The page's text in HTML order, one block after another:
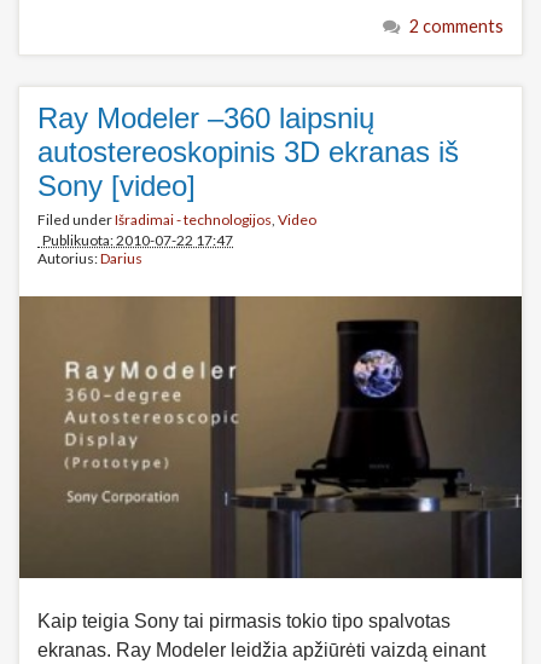
2 comments
Ray Modeler –360 laipsnių
autostereoskopinis 3D ekranas iš
Sony [video]
Filed underIšradimai - technologijos Video
Publikuota: 2010-07-22 17:47
Autorius:Darius
Kaip teigia Sony tai pirmasis tokio tipo spalvotas
ekranas. Ray Modeler leidžia apžiūrėti vaizdą einant